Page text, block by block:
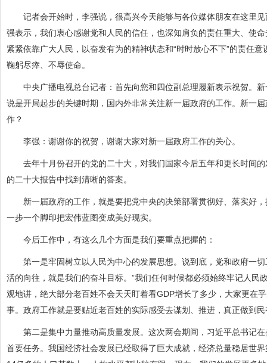
记者会开始时，李强说，很高兴今天能够与各位媒体朋友在这里见
强表示，我们衷心感谢党和人民的信任，也深知肩负的责任重大、使
紧紧依靠广大人民，以奋发有为的精神状态和“时时放心不下”的责任
鞠躬尽瘁、不辱使命。
中央广播电视总台记者：首先向您和四位副总理履新表示祝贺。新
说是开局起步的关键时期，国内外非常关注新一届政府的工作。新一
作？
李强：谢谢你的祝贺，谢谢大家对新一届政府工作的关心。
去年十月份召开的党的二十大，对我们国家今后五年和更长时间的
的二十大报告中找到清晰的答案。
新一届政府的工作，就是要把党中央的决策部署贯彻好、落实好，
一步一个脚印把宏伟蓝图变成美好现实。
今后工作中，有这么几个方面是我们要重点把握的：
第一是牢固树立以人民为中心的发展思想。说到底，党和政府一切
活的向往，就是我们的奋斗目标。”我们任何时候都必须始终牢记人民
观地讲，绝大部分老百姓不会天天盯着看GDP增长了多少，大家更在
事。政府工作就是要贴近老百姓的实际感受去谋划、推进，真正做到
第二是集中力量推动高质量发展。这次两会期间，习近平总书记在
首要任务。我国经济社会发展已经取得了巨大成就，经济总量稳居世